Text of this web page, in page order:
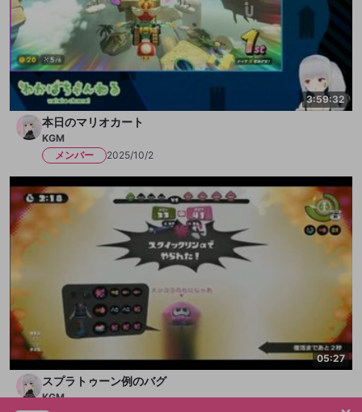
3:59:32
本日のマリオカート
KGM
メンバー
2025/10/2
05:27
スプラトゥーン例のバグ
KGM